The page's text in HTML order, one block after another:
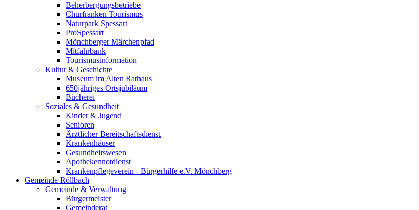
Beherbergungsbetriebe
Churfranken Tourismus
Naturpark Spessart
ProSpessart
Mönchberger Märchenpfad
Mitfahrbank
Tourismusinformation
Kultur & Geschichte
Museum im Alten Rathaus
650jähriges Ortsjubiläum
Bücherei
Soziales & Gesundheit
Kinder & Jugend
Senioren
Ärztlicher Bereitschaftsdienst
Krankenhäuser
Gesundheitswesen
Apothekennotdienst
Krankenpflegeverein - Bürgerhilfe e.V. Mönchberg
Gemeinde Röllbach
Gemeinde & Verwaltung
Bürgermeister
Gemeinderat